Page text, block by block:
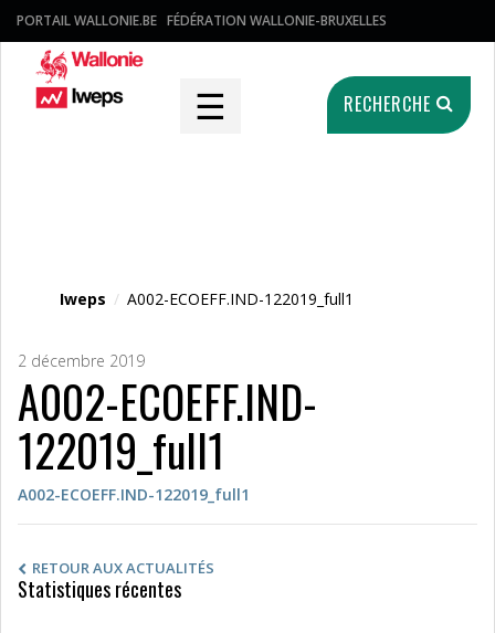
PORTAIL WALLONIE.BE FÉDÉRATION WALLONIE-BRUXELLES
☰ RECHERCHE
Iweps / A002-ECOEFF.IND-122019_full1
2 décembre 2019
A002-ECOEFF.IND-
122019_full1
A002-ECOEFF.IND-122019_full1
RETOUR AUX ACTUALITÉS
Statistiques récentes